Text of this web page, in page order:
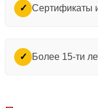
✓ Сертификаты
✓ Более 15-ти